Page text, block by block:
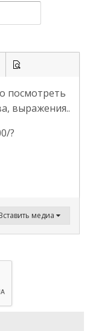
посмотреть
выражения..
?
медиа